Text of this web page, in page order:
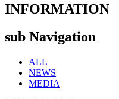
INFORMATION
sub Navigation
ALL
NEWS
MEDIA